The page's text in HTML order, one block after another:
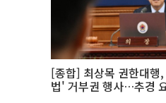
[종합] 최상목 권한대행
법' 거부권 행사…추경